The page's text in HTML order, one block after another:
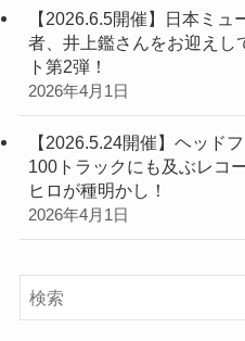
【2026.6.5開催】日本ミュ
者、井上鑑さんをお迎えし
ト第2弾！
2026年4月1日
【2026.5.24開催】ヘッド
100トラックにも及ぶレコ
ヒロが種明かし！
2026年4月1日